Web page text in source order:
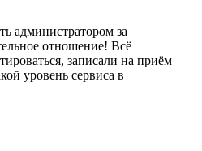
администратором за
отношение! Всё
записали на приём
уровень сервиса в